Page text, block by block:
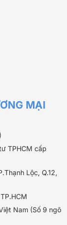
MẠI
TPHCM cấp
Lộc, Q.12,
Nam (Số 9 ngõ